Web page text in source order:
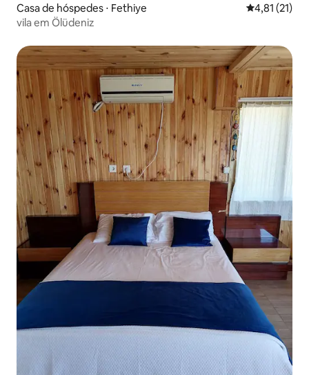
Casa de hóspedes ⋅ Fethiye 4,81 de uma
4,81 (21)
vila em Ölüdeniz